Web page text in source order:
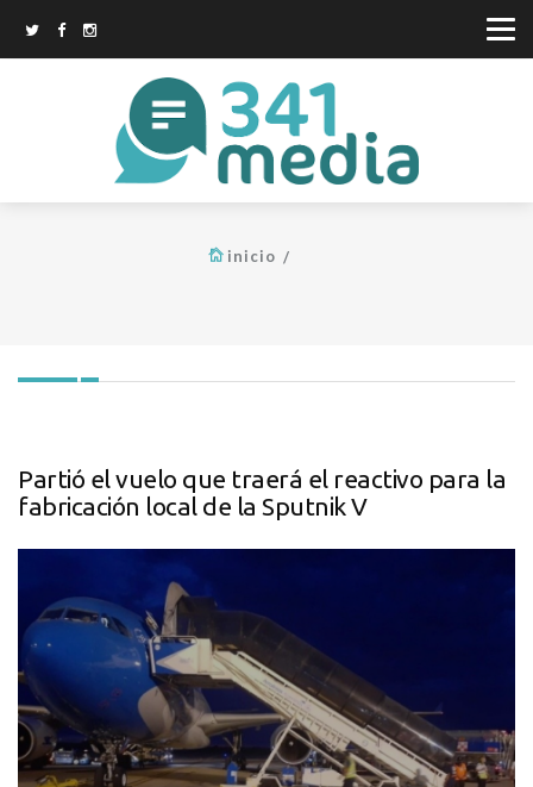
inicio
Partió el vuelo que traerá el reactivo para la
fabricación local de la Sputnik V